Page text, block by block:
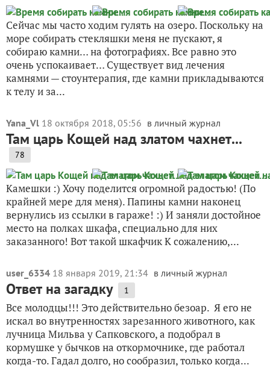
Сейчас мы часто ходим гулять на озеро. Поскольку на
море собирать стекляшки меня не пускают, я
собираю камни… на фотографиях. Все равно это
очень успокаивает… Существует вид лечения
камнями — стоунтерапия, где камни прикладываются
к телу и за...
Yana_Vl 18 октября 2018, 05:56 в личный журнал
Там царь Кощей над златом чахнет...
78
Камешки :) Хочу поделится огромной радостью! (По
крайней мере для меня). Папины камни наконец
вернулись из ссылки в гараже! :) И заняли достойное
место на полках шкафа, специально для них
заказанного! Вот такой шкафчик К сожалению,...
user_6334 18 января 2019, 21:34 в личный журнал
Ответ на загадку 1
Все молодцы!!! Это действительно безоар. Я его не
искал во внутренностях зарезанного животного, как
лучница Мильва у Сапковского, а подобрал в
кормушке у бычков на откормочнике, где работал
когда-то. Гадал долго, но сообразил, только когда...